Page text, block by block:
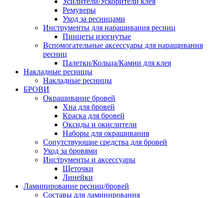
Ремуверы
Уход за ресницами
Инструменты для наращивания ресниц
Пинцеты изогнутые
Вспомогательные аксессуары для наращивания
ресниц
Палетки/Кольца/Камни для клея
Накладные ресницы
Накладные ресницы
БРОВИ
Окрашивание бровей
Хна для бровей
Краска для бровей
Оксиды и окислители
Наборы для окрашивания
Сопутствующие средства для бровей
Уход за бровями
Инструменты и аксессуары
Щеточки
Линейки
Ламинирование ресниц/бровей
Составы для ламинирования